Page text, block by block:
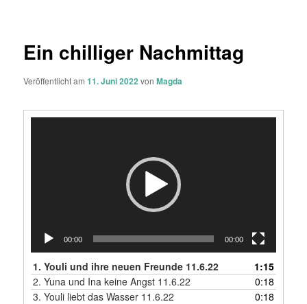
Ein chilliger Nachmittag
Veröffentlicht am11. Juni 2022vonMagda
00:00 00:00
1.Youli und ihre neuen Freunde 11.6.22
1:15
2.Yuna und Ina keine Angst 11.6.22
0:18
3.Youli liebt das Wasser 11.6.22 0:18